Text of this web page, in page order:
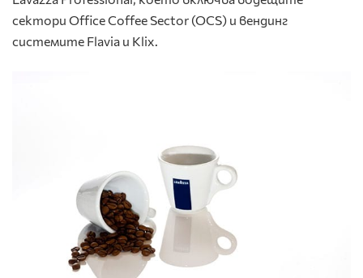
сектори Office Coffee Sector (OCS) и вендинг
системите Flavia и Klix.